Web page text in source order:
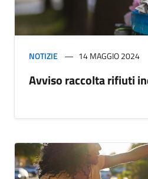
NOTIZIE 14 MAGGIO 2024
Avviso raccolta rifiuti